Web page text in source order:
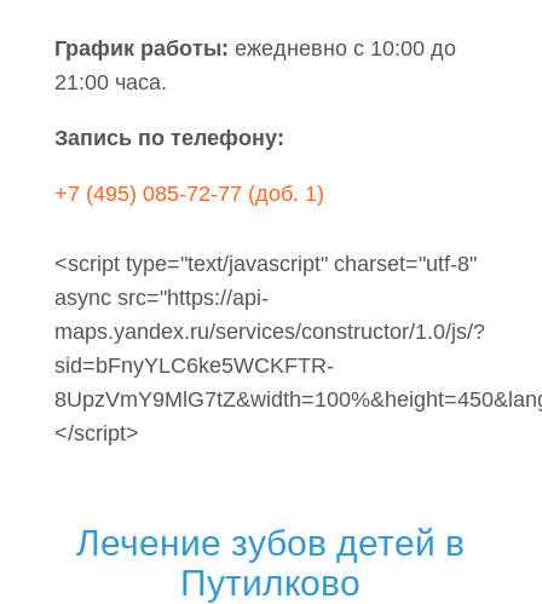
График работы: ежедневно с 10:00 до
21:00 часа.
Запись по телефону:
+7 (495) 085-72-77 (доб. 1)
<script type="text/javascript" charset="utf-8"
async src="https://api-
maps.yandex.ru/services/constructor/1.0/js/?
sid=bFnyYLC6ke5WCKFTR-
</script>
Лечение зубов детей в
Путилково